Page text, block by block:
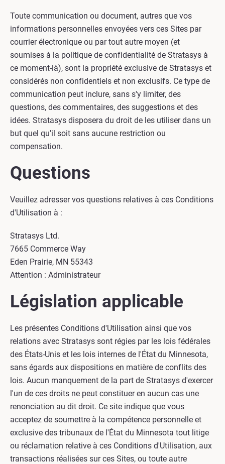
Toute communication ou document, autres que vos
informations personnelles envoyées vers ces Sites par
courrier électronique ou par tout autre moyen (et
soumises à la politique de confidentialité de Stratasys à
ce moment-là), sont la propriété exclusive de Stratasys et
considérés non confidentiels et non exclusifs. Ce type de
communication peut inclure, sans s'y limiter, des
questions, des commentaires, des suggestions et des
idées. Stratasys disposera du droit de les utiliser dans un
but quel qu'il soit sans aucune restriction ou
compensation.
Questions
Veuillez adresser vos questions relatives à ces Conditions
d'Utilisation à :
Stratasys Ltd.
7665 Commerce Way
Eden Prairie, MN 55343
Attention : Administrateur
Législation applicable
Les présentes Conditions d'Utilisation ainsi que vos
relations avec Stratasys sont régies par les lois fédérales
des États-Unis et les lois internes de l'État du Minnesota,
sans égards aux dispositions en matière de conflits des
lois. Aucun manquement de la part de Stratasys d'exercer
l'un de ces droits ne peut constituer en aucun cas une
renonciation au dit droit. Ce site indique que vous
acceptez de soumettre à la compétence personnelle et
exclusive des tribunaux de l'État du Minnesota tout litige
ou réclamation relative à ces Conditions d'Utilisation, aux
transactions réalisées sur ces Sites, ou toute autre